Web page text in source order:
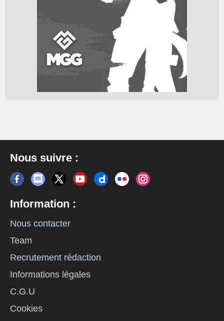
Nous suivre :
Information :
Nous contacter
Team
Recrutement rédaction
Informations légales
C.G.U
Cookies